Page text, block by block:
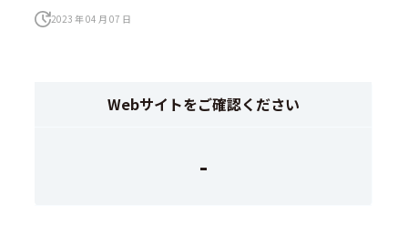
2023 年 04 月 07 日
Webサイトをご確認ください
-